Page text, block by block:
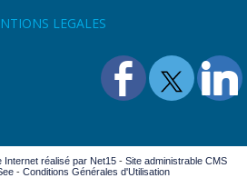
LEGALES
Internet réalisé par Net15- Site administrable CMS
- Conditions Générales d'Utilisation